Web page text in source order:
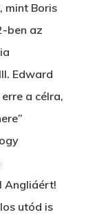
mint Boris
ben az
Edward
a célra,
Angliáért!
utód is